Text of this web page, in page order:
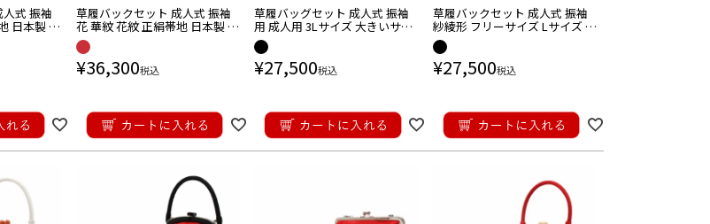
式 振袖
日本製 S
ック草履 成人式 草履バック
草履バックセット 成人式 振袖
花 華紋 花紋 正絹帯地 日本製 S
サイズ
¥36,300税込
草履バッグセット 成人式 振袖
用 成人用 3Lサイズ 大きいサイ
ズ 黒 水色 万寿菊 帯地 エナメル
2枚芯 万里小路 日本製
¥27,500税込
バック セット バック草履 成人式草履バ
ック
草履バックセット 成人式 振袖
紗綾形 フリーサイズ Lサイズ が
ま口 モダン
¥27,500税込